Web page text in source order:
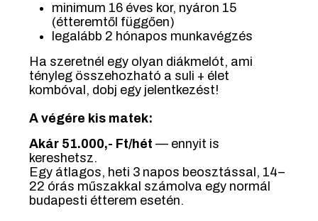
minimum 16 éves kor, nyáron 15
(étteremtől függően)
legalább 2 hónapos munkavégzés
Ha szeretnél egy olyan diákmelót, ami
tényleg összehozható a suli + élet
kombóval, dobj egy jelentkezést!
A végére kis matek:
Akár 51.000,- Ft/hét — ennyit is
kereshetsz.
Egy átlagos, heti 3 napos beosztással, 14–
22 órás műszakkal számolva egy normál
budapesti étterem esetén.